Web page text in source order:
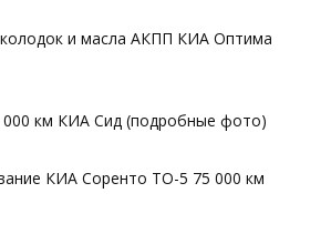
и масла АКПП КИА Оптима
км КИА Сид (подробные фото)
КИА Соренто ТО-5 75 000 км